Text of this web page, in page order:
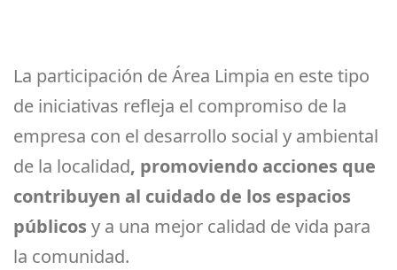
La participación de Área Limpia en este tipo
de iniciativas refleja el compromiso de la
empresa con el desarrollo social y ambiental
de la localidad, promoviendo acciones que
contribuyen al cuidado de los espacios
públicos y a una mejor calidad de vida para
la comunidad.